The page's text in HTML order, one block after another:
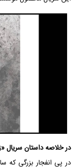
در خلاصه داستان سریال